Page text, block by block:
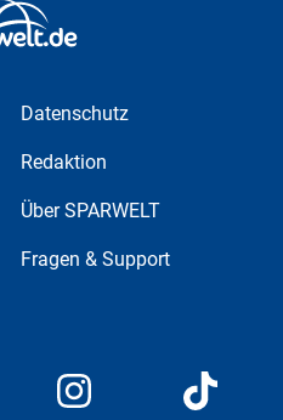
Datenschutz
Redaktion
Über SPARWELT
Fragen & Support